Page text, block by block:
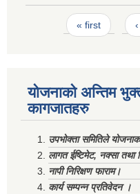
Pages« first
योजनाको अन्तिम
कागजातहरु
उपभोक्ता समितिले
लागत ईष्टिमेट, नक्सा तथा
नापी निरिक्षण फाराम।
कार्य सम्पन्न प्रतिवेदन ।